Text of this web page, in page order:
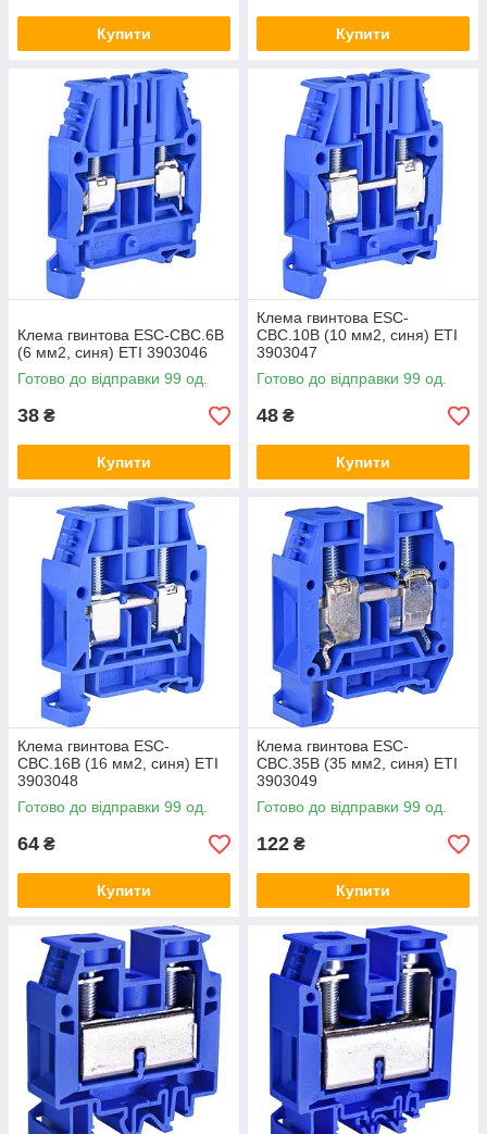
Купити Купити
Клема гвинтова ESC-CBC.6B
(6 мм2, синя) ETI 3903046
Готово до відправки 99 од.
38 ₴
Купити
Клема гвинтова ESC-
CBC.10B (10 мм2, синя) ETI
3903047
Готово до відправки 99 од.
48 ₴
Купити
Клема гвинтова ESC-
CBC.16B (16 мм2, синя) ETI
3903048
Готово до відправки 99 од.
64 ₴
Купити
Клема гвинтова ESC-
CBC.35B (35 мм2, синя) ETI
3903049
Готово до відправки 99 од.
122 ₴
Купити